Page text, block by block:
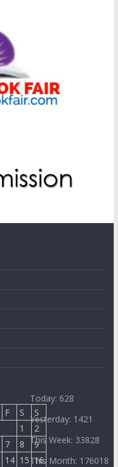
F S
S
1
2
7 8
9
14 15 16
Today: 628
Yesterday: 1421
This Week: 33828
This Month: 176018